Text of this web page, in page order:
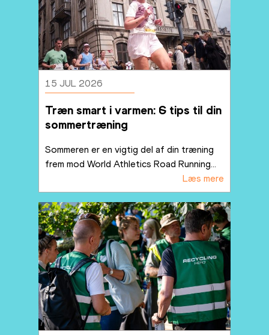
15 JUL 2026
Træn smart i varmen: 6 tips til din
sommertræning
Sommeren er en vigtig del af din træning
frem mod World Athletics Road Running...
Læs mere